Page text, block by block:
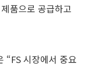
품으로 공급하고
“FS 시장에서 중요